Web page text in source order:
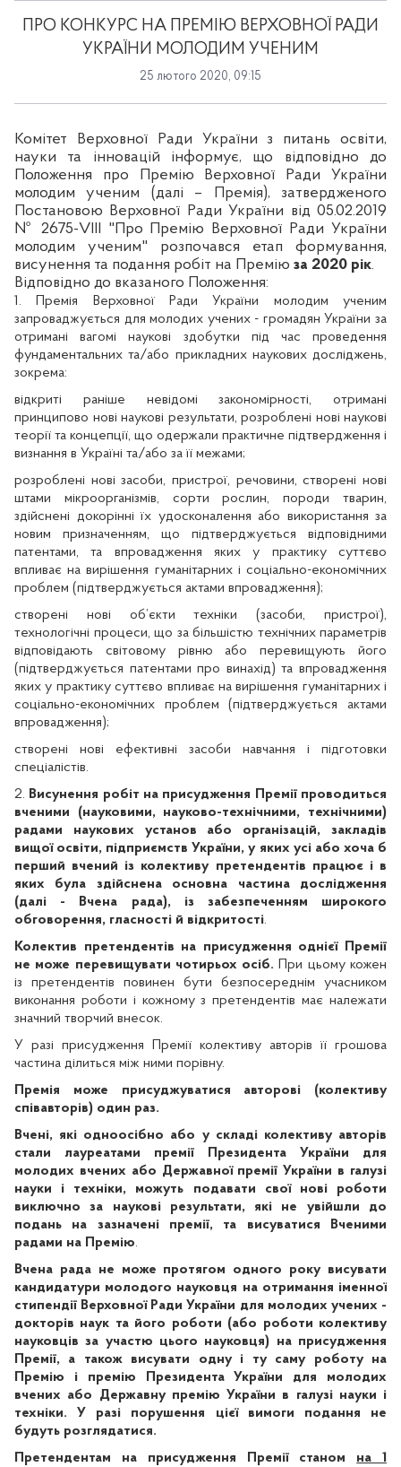
ПРО КОНКУРС НА ПРЕМІЮ ВЕРХОВНОЇ РАДИ
УКРАЇНИ МОЛОДИМ УЧЕНИМ
25 лютого 2020, 09:15
Комітет Верховної Ради України з питань освіти,
науки та інновацій інформує, що відповідно до
Положення про Премію Верховної Ради України
молодим ученим (далі – Премія), затвердженого
Постановою Верховної Ради України від 05.02.2019
№ 2675-VIII "Про Премію Верховної Ради України
молодим ученим" розпочався етап формування,
висунення та подання робіт на Премію за 2020 рік.
Відповідно до вказаного Положення:
1. Премія Верховної Ради України молодим ученим
запроваджується для молодих учених - громадян України за
отримані вагомі наукові здобутки під час проведення
фундаментальних та/або прикладних наукових досліджень,
зокрема:
відкриті раніше невідомі закономірності, отримані
принципово нові наукові результати, розроблені нові наукові
теорії та концепції, що одержали практичне підтвердження і
визнання в Україні та/або за її межами;
розроблені нові засоби, пристрої, речовини, створені нові
штами мікроорганізмів, сорти рослин, породи тварин,
здійснені докорінні їх удосконалення або використання за
новим призначенням, що підтверджується відповідними
патентами, та впровадження яких у практику суттєво
впливає на вирішення гуманітарних і соціально-економічних
проблем (підтверджується актами впровадження);
створені нові об’єкти техніки (засоби, пристрої),
технологічні процеси, що за більшістю технічних параметрів
відповідають світовому рівню або перевищують його
(підтверджується патентами про винахід) та впровадження
яких у практику суттєво впливає на вирішення гуманітарних і
соціально-економічних проблем (підтверджується актами
впровадження);
створені нові ефективні засоби навчання і підготовки
спеціалістів.
2. Висунення робіт на присудження Премії проводиться
вченими (науковими, науково-технічними, технічними)
радами наукових установ або організацій, закладів
вищої освіти, підприємств України, у яких усі або хоча б
перший вчений із колективу претендентів працює і в
яких була здійснена основна частина дослідження
(далі - Вчена рада), із забезпеченням широкого
обговорення, гласності й відкритості.
Колектив претендентів на присудження однієї Премії
не може перевищувати чотирьох осіб. При цьому кожен
із претендентів повинен бути безпосереднім учасником
виконання роботи і кожному з претендентів має належати
значний творчий внесок.
У разі присудження Премії колективу авторів її грошова
частина ділиться між ними порівну.
Премія може присуджуватися авторові (колективу
співавторів) один раз.
Вчені, які одноосібно або у складі колективу авторів
стали лауреатами премії Президента України для
молодих вчених або Державної премії України в галузі
науки і техніки, можуть подавати свої нові роботи
виключно за наукові результати, які не увійшли до
подань на зазначені премії, та висуватися Вченими
радами на Премію.
Вчена рада не може протягом одного року висувати
кандидатури молодого науковця на отримання іменної
стипендії Верховної Ради України для молодих учених -
докторів наук та його роботи (або роботи колективу
науковців за участю цього науковця) на присудження
Премії, а також висувати одну і ту саму роботу на
Премію і премію Президента України для молодих
вчених або Державну премію України в галузі науки і
техніки. У разі порушення цієї вимоги подання не
будуть розглядатися.
Претендентам на присудження Премії станом на 1